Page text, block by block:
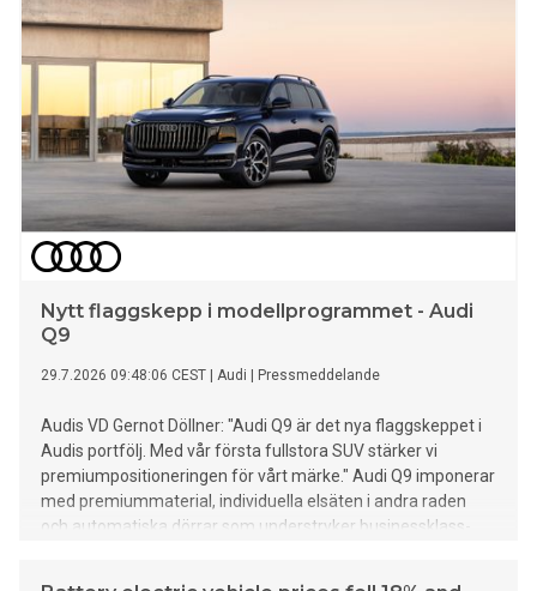
Nytt flaggskepp i modellprogrammet - Audi
Q9
29.7.2026 09:48:06 CEST Audi Pressmeddelande
Audis VD Gernot Döllner: "Audi Q9 är det nya flaggskeppet i
Audis portfölj. Med vår första fullstora SUV stärker vi
premiumpositioneringen för vårt märke." Audi Q9 imponerar
med premiummaterial, individuella elsäten i andra raden
och automatiska dörrar som understryker businessklass-